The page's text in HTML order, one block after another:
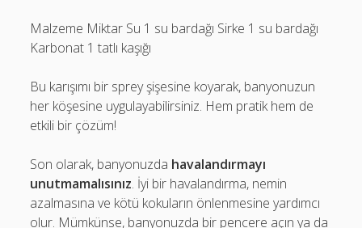
Malzeme Miktar Su 1 su bardağı Sirke 1 su bardağı
Karbonat 1 tatlı kaşığı
Bu karışımı bir sprey şişesine koyarak, banyonuzun
her köşesine uygulayabilirsiniz. Hem pratik hem de
etkili bir çözüm!
Son olarak, banyonuzda havalandırmayı
unutmamalısınız. İyi bir havalandırma, nemin
azalmasına ve kötü kokuların önlenmesine yardımcı
olur. Mümkünse, banyonuzda bir pencere açın ya da